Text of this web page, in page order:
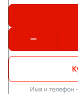
Имя и телефон